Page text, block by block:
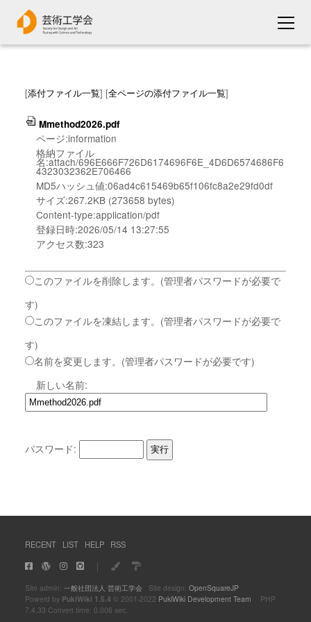
[添付ファイル一覧] [全ページの添付ファイル一覧]
Mmethod2026.pdf
ページ:information
格納ファイル
名:attach/696E666F726D6174696F6E_4D6D6574686F6
4323032362E706466
MD5ハッシュ値:06ad4c615469b65f106fc8a2e29fd0df
サイズ:267.2KB (273658 bytes)
Content-type:application/pdf
登録日時:2026/05/14 13:27:55
アクセス数:323
このファイルを削除します。(管理者パスワードが必要で
す)
このファイルを凍結します。(管理者パスワードが必要で
す)
名前を変更します。(管理者パスワードが必要です)
新しい名前:
パスワード:
RECENT LIST HELP RSS
｜
Site admin: 一般社団法人 芸術工学会Site design: OpenSquareJP
Powerd by PukiWiki 1.5.4 © 2001-2022 PukiWiki Development Team PHP
7.4.33 Convert time: 0.006 sec.